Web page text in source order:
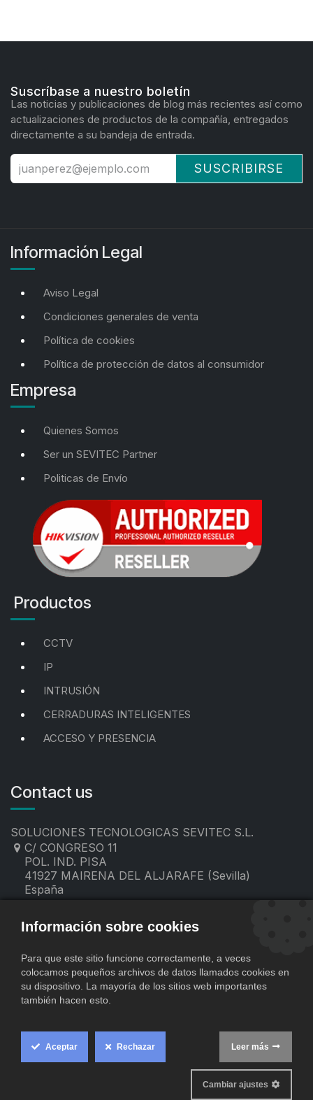
Suscríbase a nuestro boletín
Las noticias y publicaciones de blog más recientes así como
actualizaciones de productos de la compañía, entregados
directamente a su bandeja de entrada.
SUSCRIBIRSE
Información Legal
Aviso Legal
Condiciones generales de venta
Política de cookies
Política de protección de datos al consumidor
Empresa
Quienes Somos
Ser un SEVITEC Partner
Politicas de Envío
Productos
CCTV
IP
INTRUSIÓN
CERRADURAS INTELIGENTES
ACCESO Y PRESENCIA
Contact us
SOLUCIONES TECNOLOGICAS SEVITEC S.L.
C/ CONGRESO 11
POL. IND. PISA
41927 MAIRENA DEL ALJARAFE (Sevilla)
España
contacto@sevitec.es
Copyright © SOLUCIONES TECNOLOGICAS SEVITEC S.L.
- El mejorComercio
Cookie
Información sobre cookies
Para que este sitio funcione correctamente, a veces
colocamos pequeños archivos de datos llamados cookies en
su dispositivo. La mayoría de los sitios web importantes
también hacen esto.
Aceptar Rechazar Leer más
Cambiar ajustes